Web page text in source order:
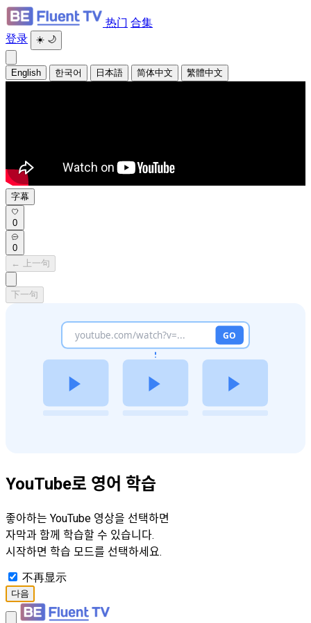
热门 合集
登录
☀️ 🌙
English 한국어 日本語 简体中文 繁體中文
字幕
0
0
← 上一句
下一句
YouTube로 영어 학습
좋아하는 YouTube 영상을 선택하면
자막과 함께 학습할 수 있습니다.
시작하면 학습 모드를 선택하세요.
不再显示
다음